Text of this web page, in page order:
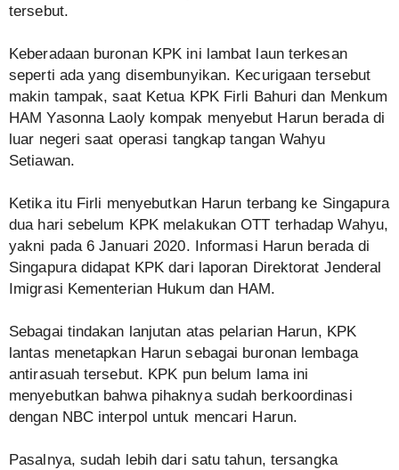
tersebut.
Keberadaan buronan KPK ini lambat laun terkesan
seperti ada yang disembunyikan. Kecurigaan tersebut
makin tampak, saat Ketua KPK Firli Bahuri dan Menkum
HAM Yasonna Laoly kompak menyebut Harun berada di
luar negeri saat operasi tangkap tangan Wahyu
Setiawan.
Ketika itu Firli menyebutkan Harun terbang ke Singapura
dua hari sebelum KPK melakukan OTT terhadap Wahyu,
yakni pada 6 Januari 2020. Informasi Harun berada di
Singapura didapat KPK dari laporan Direktorat Jenderal
Imigrasi Kementerian Hukum dan HAM.
Sebagai tindakan lanjutan atas pelarian Harun, KPK
lantas menetapkan Harun sebagai buronan lembaga
antirasuah tersebut. KPK pun belum lama ini
menyebutkan bahwa pihaknya sudah berkoordinasi
dengan NBC interpol untuk mencari Harun.
Pasalnya, sudah lebih dari satu tahun, tersangka